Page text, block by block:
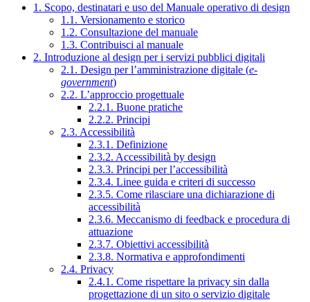
1. Scopo, destinatari e uso del Manuale operativo di design
1.1. Versionamento e storico
1.2. Consultazione del manuale
1.3. Contribuisci al manuale
2. Introduzione al design per i servizi pubblici digitali
2.1. Design per l’amministrazione digitale (e-
government)
2.2. L’approccio progettuale
2.2.1. Buone pratiche
2.2.2. Principi
2.3. Accessibilità
2.3.1. Definizione
2.3.2. Accessibilità by design
2.3.3. Principi per l’accessibilità
2.3.4. Linee guida e criteri di successo
2.3.5. Come rilasciare una dichiarazione di
accessibilità
2.3.6. Meccanismo di feedback e procedura di
attuazione
2.3.7. Obiettivi accessibilità
2.3.8. Normativa e approfondimenti
2.4. Privacy
2.4.1. Come rispettare la privacy sin dalla
progettazione di un sito o servizio digitale